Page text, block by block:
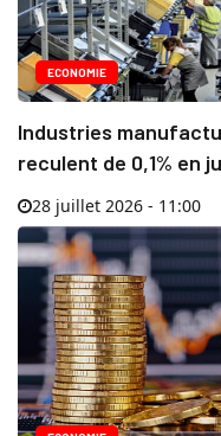
ECONOMIE
Industries
reculent de 0,1% en
28 juillet 2026 - 11:00